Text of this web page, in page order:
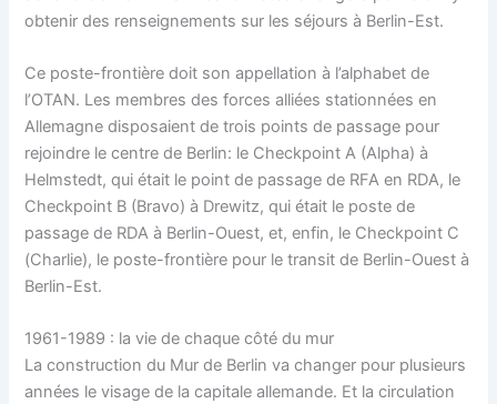
obtenir des renseignements sur les séjours à Berlin-Est.
Ce poste-frontière doit son appellation à l’alphabet de
l’OTAN. Les membres des forces alliées stationnées en
Allemagne disposaient de trois points de passage pour
rejoindre le centre de Berlin: le Checkpoint A (Alpha) à
Helmstedt, qui était le point de passage de RFA en RDA, le
Checkpoint B (Bravo) à Drewitz, qui était le poste de
passage de RDA à Berlin-Ouest, et, enfin, le Checkpoint C
(Charlie), le poste-frontière pour le transit de Berlin-Ouest à
Berlin-Est.
1961-1989 : la vie de chaque côté du mur
La construction du Mur de Berlin va changer pour plusieurs
années le visage de la capitale allemande. Et la circulation